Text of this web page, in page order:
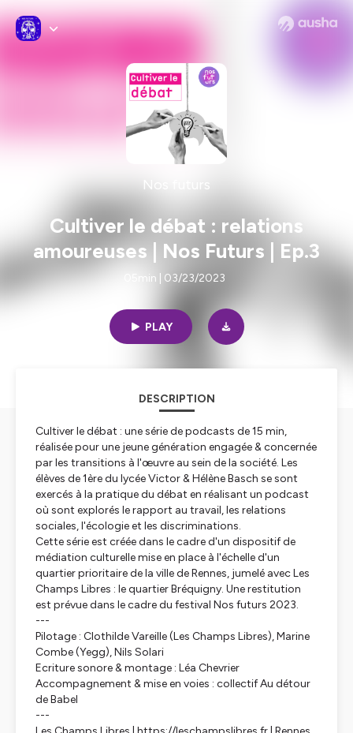
Nos futurs
Cultiver le débat : relations
amoureuses | Nos Futurs | Ep.3
05min | 03/23/2023
PLAY
DESCRIPTION
Cultiver le débat : une série de podcasts de 15 min,
réalisée pour une jeune génération engagée & concernée
par les transitions à l'œuvre au sein de la société. Les
élèves de 1ère du lycée Victor & Hélène Basch se sont
exercés à la pratique du débat en réalisant un podcast
où sont explorés le rapport au travail, les relations
sociales, l'écologie et les discriminations.
Cette série est créée dans le cadre d'un dispositif de
médiation culturelle mise en place à l'échelle d'un
quartier prioritaire de la ville de Rennes, jumelé avec Les
Champs Libres : le quartier Bréquigny. Une restitution
est prévue dans le cadre du festival Nos futurs 2023.
---
Pilotage : Clothilde Vareille (Les Champs Libres), Marine
Combe (Yegg), Nils Solari
Ecriture sonore & montage : Léa Chevrier
Accompagnement & mise en voies : collectif Au détour
de Babel
---